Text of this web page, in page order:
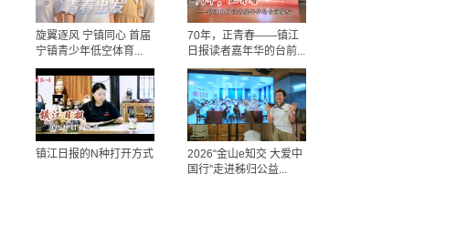
旋翼逐风 宁镇同心 首届
宁镇青少年低空体育...
70年，正青春——镇江
日报读者嘉年华的台前...
镇江日报的N种打开方式
2026“金山e知交 大爱中
国行”走进秭归公益...